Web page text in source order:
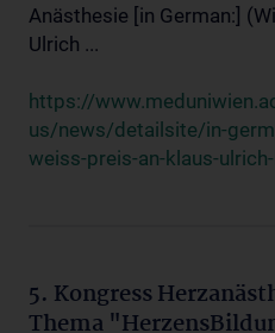
Anästhesie [in German:]
Ulrich ...
https://
us/news/detailsite/in-
weiss-preis-an-klaus-
5. Kongress
Thema